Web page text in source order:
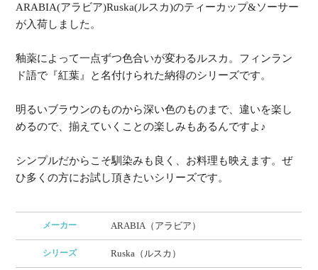
ARABIA(アラビア)Ruska(ルスカ)のティーカップ&ソーサー
が入荷しました。
釉薬によって一点ずつ色合いが変わるルスカ。フィンラン
ド語で『紅葉』と名付けられた納得のシリーズです。
明るいブラウンのものから深い色のものまで、違いを楽し
めるので、揃えていくことの楽しみもあるんですよ♪
シンプルだからこそ馴染みも良く、お料理も映えます。ぜ
ひ多くの方にお試し頂きたいシリーズです。
メーカー ARABIA（アラビア）
シリーズ Ruska（ルスカ）